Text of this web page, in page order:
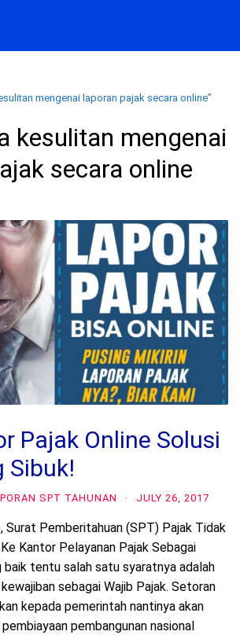
mengenai laporan pajak secara online”
kesulitan mengenai
secara online
Pajak Online Solusi
Sibuk!
SPT TAHUNAN · JULY 26, 2017
Surat Pemberitahuan (SPT) Pajak Tidak
Kantor Pelayanan Pajak Sebagai
baik tentu salah satu syaratnya adalah
sebagai Wajib Pajak. Setoran
kepada pemerintah nantinya akan
pembangunan nasional